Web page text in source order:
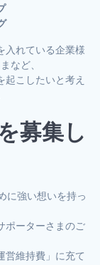
入れている企業様
など、
こしたいと考え
募集し
に強い想いを持っ
ポーターさまのご
営維持費」に充て